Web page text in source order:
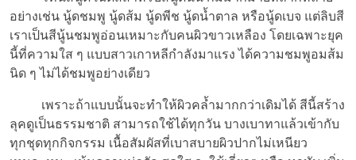
อย่างเช่น นู้ดชมพู นู้ดส้ม นู้ดพีช นู้ดน้ำตาล หรือนู้ดเบจ แต่ลิบสี
เราเป็นสีนู้นชมพูอ่อนเหมาะกับคนผิวขาวเหลือง โดยเฉพาะยุค
นี้ที่ความใส ๆ แบบสาวเกาหลีกำลังมาแรง ได้ความชมพูอมส้ม
นิด ๆ ไม่ได้ชมพูอย่างเดียว
เพราะถ้าแบบนั้นจะทำให้ผิวคล้ำมากกว่าเดิมได้ สีนี้สร้าง
ลุคดูเป็นธรรมชาติ สามารถใช้ได้ทุกวัน บางเบาทาแล้วเข้ากับ
ทุกชุดทุกกิจกรรม เนื้อสัมผัสที่เบาสบายผิวปากไม่เหนียว